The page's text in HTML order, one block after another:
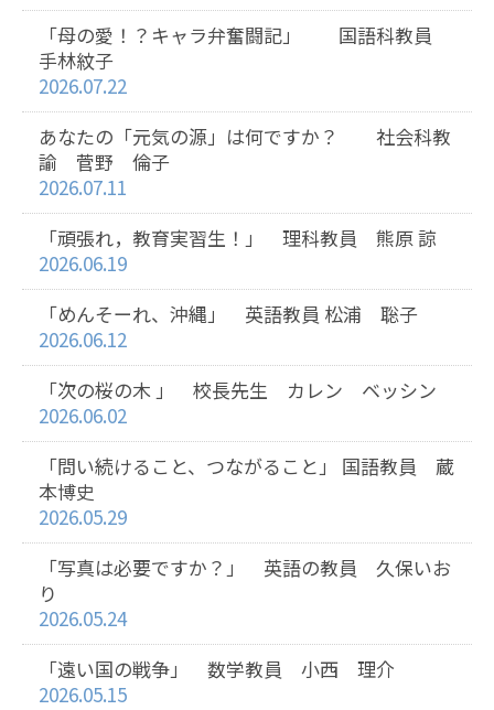
「母の愛！？キャラ弁奮闘記」 国語科教員
手林紋子
2026.07.22
あなたの「元気の源」は何ですか？ 社会科教
諭 菅野 倫子
2026.07.11
「頑張れ，教育実習生！」 理科教員 熊原 諒
2026.06.19
「めんそーれ、沖縄」 英語教員 松浦 聡子
2026.06.12
「次の桜の木 」 校長先生 カレン ベッシン
2026.06.02
「問い続けること、つながること」 国語教員 蔵
本博史
2026.05.29
「写真は必要ですか？」 英語の教員 久保いお
り
2026.05.24
「遠い国の戦争」 数学教員 小西 理介
2026.05.15